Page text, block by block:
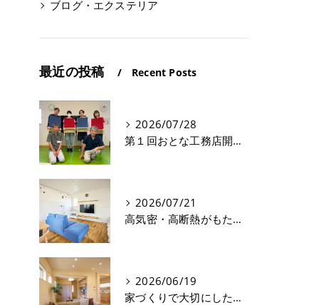
ブログ・エクステリア
最近の投稿 Recent Posts
2026/07/28
第１回おとな工務店開催！
2026/07/21
高気密・高断熱がもたらす3つの快適さとは？
2026/06/19
家づくりで大切にしたいこと